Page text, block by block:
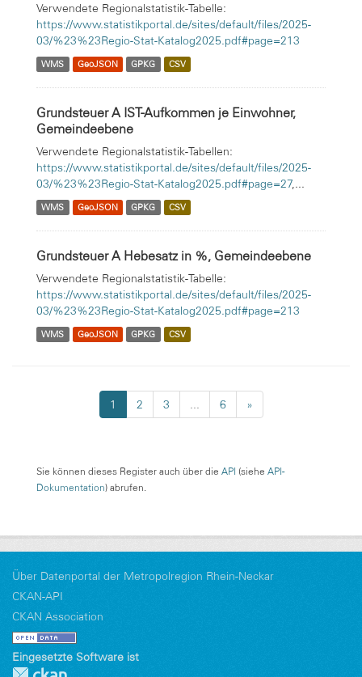
Verwendete Regionalstatistik-Tabelle:
https://www.statistikportal.de/sites/default/files/2025-
03/%23%23Regio-Stat-Katalog2025.pdf#page=213
WMS GeoJSON GPKG CSV
Grundsteuer A IST-Aufkommen je Einwohner,
Gemeindeebene
Verwendete Regionalstatistik-Tabellen:
https://www.statistikportal.de/sites/default/files/2025-
03/%23%23Regio-Stat-Katalog2025.pdf#page=27,...
WMS GeoJSON GPKG CSV
Grundsteuer A Hebesatz in %, Gemeindeebene
Verwendete Regionalstatistik-Tabelle:
https://www.statistikportal.de/sites/default/files/2025-
03/%23%23Regio-Stat-Katalog2025.pdf#page=213
WMS GeoJSON GPKG CSV
1 2 3 ... 6 »
Sie können dieses Register auch über die API (siehe API-
Dokumentation) abrufen.
Über Datenportal der Metropolregion Rhein-Neckar
CKAN-API
CKAN Association
Eingesetzte Software ist